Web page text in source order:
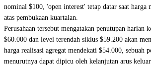
nominal $100, 'open interest' tetap datar saat harga
atas pembukaan kuartalan.
Perusahaan tersebut mengatakan penutupan harian
$60.000 dan level terendah siklus $59.200 akan
harga realisasi agregat mendekati $54.000, sebuah
menurutnya dapat dipicu oleh kelanjutan arus